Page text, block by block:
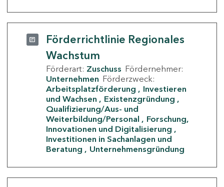
Förderrichtlinie Regionales
Wachstum
Förderart: Zuschuss Fördernehmer:
Unternehmen Förderzweck:
Arbeitsplatzförderung
Investieren
und Wachsen
Existenzgründung
Qualifizierung/Aus- und
Weiterbildung/Personal
Forschung,
Innovationen und Digitalisierung
Investitionen in Sachanlagen und
Beratung
Unternehmensgründung